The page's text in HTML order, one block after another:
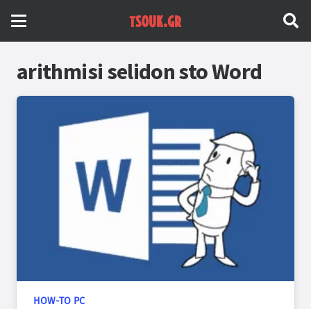
arithmisi selidon sto Word
HOW-TO PC